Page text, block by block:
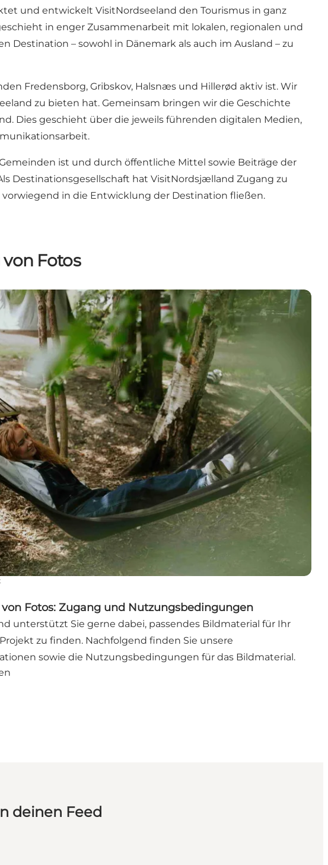
und entwickelt VisitNordseeland den Tourismus in ganz
in enger Zusammenarbeit mit lokalen, regionalen und
– sowohl in Dänemark als auch im Ausland – zu
Fredensborg, Gribskov, Halsnæs und Hillerød aktiv ist. Wir
zu bieten hat. Gemeinsam bringen wir die Geschichte
Dies geschieht über die jeweils führenden digitalen Medien,
ist und durch öffentliche Mittel sowie Beiträge der
Destinationsgesellschaft hat VisitNordsjælland Zugang zu
in die Entwicklung der Destination fließen.
Fotos
Fotos: Zugang und Nutzungsbedingungen
Fotos: Zugang und Nutzungsbedingungen
unterstützt Sie gerne dabei, passendes Bildmaterial für Ihr
zu finden. Nachfolgend finden Sie unsere
sowie die Nutzungsbedingungen für das Bildmaterial.
deinen Feed